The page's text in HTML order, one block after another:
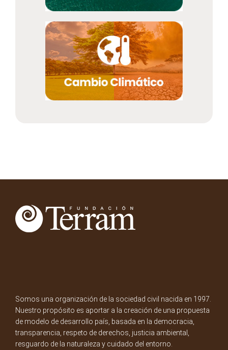
Somos una organización de la sociedad civil nacida en 1997.
Nuestro propósito es aportar a la creación de una propuesta
de modelo de desarrollo país, basada en la democracia,
transparencia, respeto de derechos, justicia ambiental,
resguardo de la naturaleza y cuidado del entorno.